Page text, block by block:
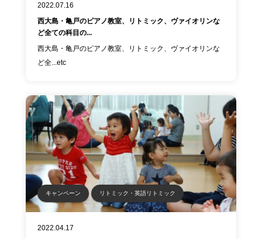
2022.07.16
西大島・亀戸のピアノ教室、リトミック、ヴァイオリンな
ど全ての科目の...
西大島・亀戸のピアノ教室、リトミック、ヴァイオリンな
ど全...etc
キャンペーン リトミック・英語リトミック
2022.04.17